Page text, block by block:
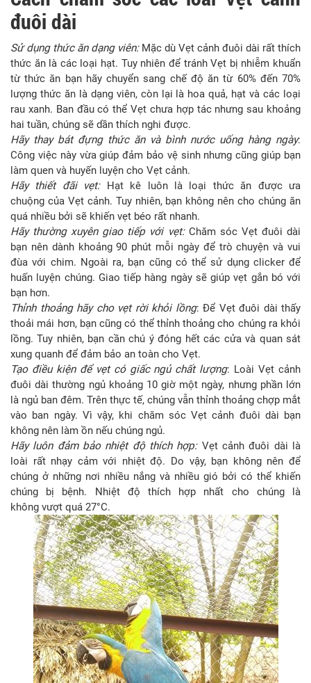
đuôi dài
Sử dụng thức ăn dạng viên:Mặc dù Vẹt cảnh đuôi dài rất thích
thức ăn là các loại hạt. Tuy nhiên để tránh Vẹt bị nhiễm khuẩn
từ thức ăn bạn hãy chuyển sang chế độ ăn từ 60% đến 70%
lượng thức ăn là dạng viên, còn lại là hoa quả, hạt và các loại
rau xanh. Ban đầu có thể Vẹt chưa hợp tác nhưng sau khoảng
hai tuần, chúng sẽ dần thích nghi được.
Hãy thay bát đựng thức ăn và bình nước uốnghàngngày:
Công việc này vừa giúp đảm bảo vệ sinh nhưng cũng giúp bạn
làm quen và huyến luyện cho Vẹt cảnh.
Hãy thiết đãi vẹt:Hạt kê luôn là loại thức ăn được ưa
chuộng của Vẹt cảnh. Tuy nhiên, bạn không nên cho chúng ăn
quá nhiều bởi sẽ khiến vẹt béo rất nhanh.
Hãy thường xuyên giao tiếp với vẹt:Chăm sóc Vẹt đuôi dài
bạn nên dành khoảng 90 phút mỗi ngày để trò chuyện và vui
đùa với chim. Ngoài ra, bạn cũng có thể sử dụng clicker để
huấn luyện chúng. Giao tiếp hàng ngày sẽ giúp vẹt gắn bó với
bạn hơn.
Thỉnh thoảng hãy cho vẹt rờikhỏi lồng: Để Vẹt đuôi dài thấy
thoải mái hơn, bạn cũng có thể thỉnh thoảng cho chúng ra khỏi
lồng. Tuy nhiên, bạn cần chú ý đóng hết các cửa và quan sát
xung quanh để đảm bảo an toàn cho Vẹt.
Tạo điều kiện để vẹtcó giấc ngủ chất lượng: Loài Vẹt cảnh
đuôi dài thường ngủ khoảng 10 giờ một ngày, nhưng phần lớn
là ngủ ban đêm. Trên thực tế, chúng vẫn thỉnh thoảng chợp mắt
vào ban ngày. Vì vậy, khi chăm sóc Vẹt cảnh đuôi dài bạn
không nên làm ồn nếu chúng ngủ.
Hãy luôn đảm bảo nhiệt độ thích hợp:Vẹt cảnh đuôi dài là
loài rất nhạy cảm với nhiệt độ. Do vậy, bạn không nên để
chúng ở những nơi nhiều nắng và nhiều gió bởi có thể khiến
chúng bị bệnh. Nhiệt độ thích hợp nhất cho chúng là
không vượt quá 27°C.